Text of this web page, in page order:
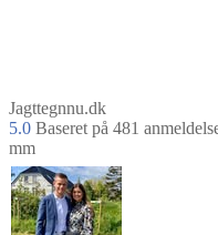
Jagttegnnu.dk
5.0 Baseret på 481
mm